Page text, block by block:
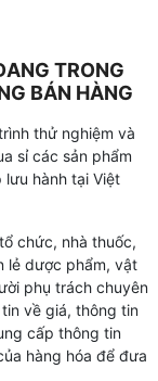
TRONG
BÁN HÀNG
thử nghiệm và
sỉ các sản phẩm
hành tại Việt
chức, nhà thuốc,
lẻ dược phẩm, vật
phụ trách chuyên
về giá, thông tin
cấp thông tin
hàng hóa để đưa